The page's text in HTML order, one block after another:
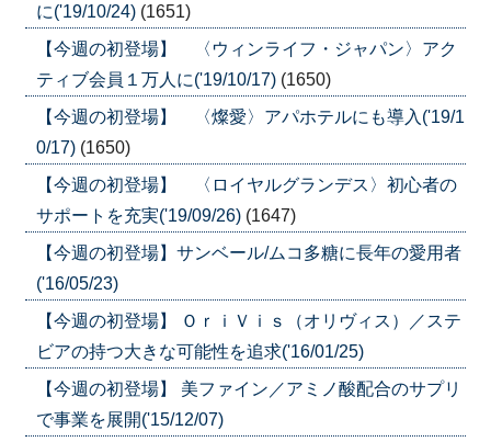
に('19/10/24) (1651)
【今週の初登場】 〈ウィンライフ・ジャパン〉アク
ティブ会員１万人に('19/10/17) (1650)
【今週の初登場】 〈燦愛〉アパホテルにも導入('19/1
0/17) (1650)
【今週の初登場】 〈ロイヤルグランデス〉初心者の
サポートを充実('19/09/26) (1647)
【今週の初登場】サンベール/ムコ多糖に長年の愛用者
('16/05/23)
【今週の初登場】 ＯｒｉＶｉｓ（オリヴィス）／ステ
ビアの持つ大きな可能性を追求('16/01/25)
【今週の初登場】 美ファイン／アミノ酸配合のサプリ
で事業を展開('15/12/07)